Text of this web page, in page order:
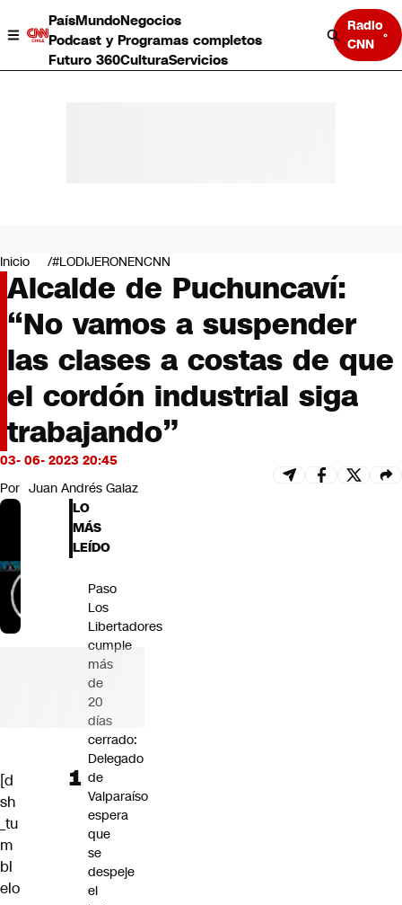
PaísMundoNegocios
Podcast y Programas completos
Futuro 360CulturaServicios
Radio
CNN
Negocios
Deportes
Programas completos
Cultura
Servicios
Bits
CNN tiempo
Futuro 360
Opinión
Inicio #LODIJERONENCNN
Alcalde de Puchuncaví:
“No vamos a suspender
las clases a costas de que
el cordón industrial siga
trabajando”
03- 06- 2023 20:45
Por Juan Andrés Galaz
[d
sh
_tu
m
bl
elo
LO
MÁS
LEÍDO
Paso
Los
Libertadores
cumple
más
de
20
días
cerrado:
Delegado
de
Valparaíso
espera
que
se
despeje
el